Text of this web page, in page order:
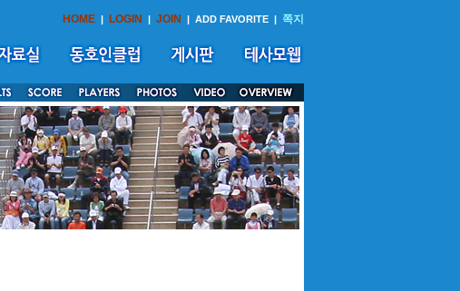
HOME | LOGIN | JOIN | ADD FAVORITE | 쪽지